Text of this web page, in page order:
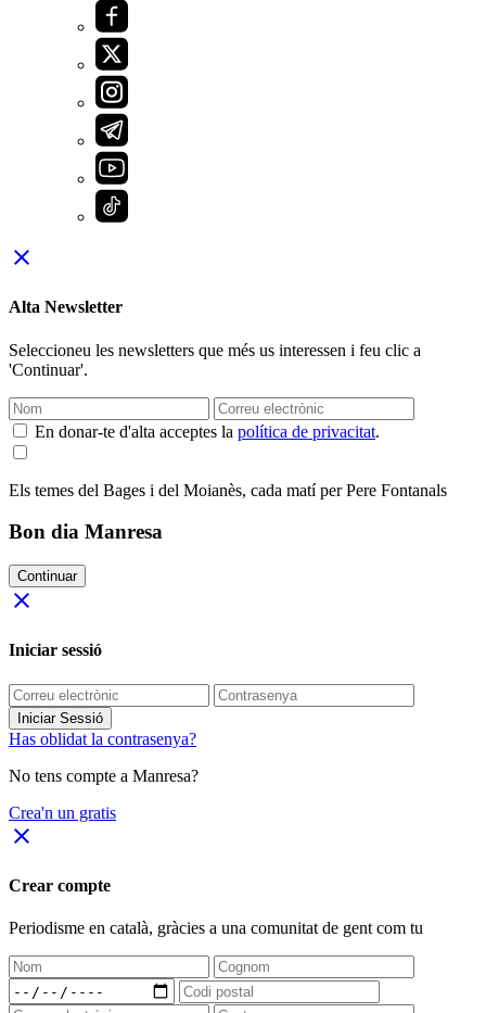
close
Alta Newsletter
Seleccioneu les newsletters que més us interessen i feu clic a
'Continuar'.
En donar-te d'alta acceptes la política de privacitat.
Els temes del Bages i del Moianès, cada matí per Pere Fontanals
Bon dia Manresa
Continuar
close
Iniciar sessió
Iniciar Sessió
Has oblidat la contrasenya?
No tens compte a Manresa?
Crea'n un gratis
close
Crear compte
Periodisme en català, gràcies a una comunitat de gent com tu